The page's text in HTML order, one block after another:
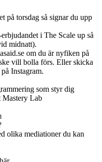
på torsdag så signar du upp
i The Scale up så
midnatt).
om du är nyfiken på
vill bolla förs. Eller skicka
Instagram.
som styr dig
Mastery Lab
olika mediationer du kan